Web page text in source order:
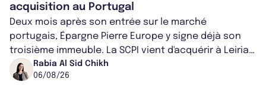
acquisition au Portugal
Deux mois après son entrée sur le marché
portugais, Épargne Pierre Europe y signe déjà son
troisième immeuble. La SCPI vient d'acquérir à Leiria,
dans le centre du pays, un établis...
Rabia Al Sid Chikh
06/08/26